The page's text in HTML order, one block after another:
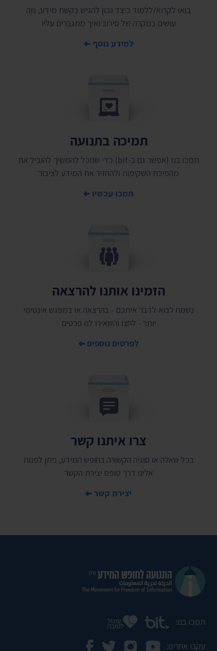
בואו לקרוא/ללמוד כיצד נכון להגיש בקשת מידע, מה
עושים במקרה של סירוב ואיך מתגברים עליו
למידע נוסף
תמיכה בתנועה
תמכו בנו (אפשר גם ב-bit) כדי שנוכל להמשיך להוביל את
מהפיכת השקיפות ולהחזיר את המידע לציבור
תמכו עכשיו
הזמינו אותנו להרצאה
נשמח לבוא לדבר איתכם - בהרצאה או במפגש אינטימי
יותר - לחצו והשאירו לנו פרטים
לפרטים נוספים
צרו איתנו קשר
בכל שאלה או סוגיה הקשורה בחופש המידע, ניתן לפנות
אלינו דרך טופס יצירת הקשר
יצירת קשר
תמכו בנו:
עקבו אחרינו: